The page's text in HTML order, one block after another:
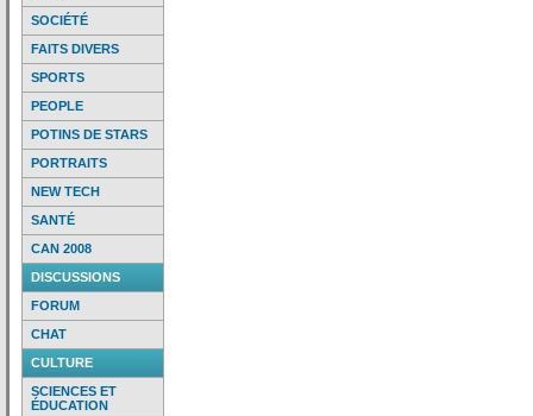
SOCIÉTÉ
FAITS DIVERS
SPORTS
PEOPLE
POTINS DE STARS
PORTRAITS
NEW TECH
SANTÉ
CAN 2008
DISCUSSIONS
FORUM
CHAT
CULTURE
SCIENCES ET
ÉDUCATION